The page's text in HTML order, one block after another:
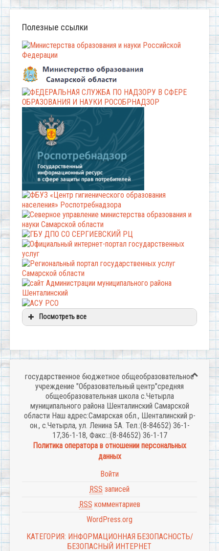
Полезные ссылки
Посмотреть все
государственное бюджетное общеобразовательное
учреждение "Образовательный центр"средняя
общеобразовательная школа с.Четырла
муниципального района Шенталинский Самарской
области Наш адрес:Самарская обл., Шенталинский р-
он., с.Четырла, ул. Ленина 5А. Тел.:(8-84652) 36-1-
17,36-1-18, Факс:.:(8-84652) 36-1-17
Политика оператора в отношении персональных
данных
Войти
RSS записей
RSS комментариев
WordPress.org
КАТЕГОРИЯ: ИНФОРМАЦИОННАЯ БЕЗОПАСНОСТЬ/
БЕЗОПАСНЫЙ ИНТЕРНЕТ